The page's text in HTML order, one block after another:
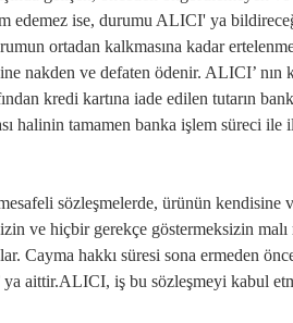
edemez ise, durumu ALICI' ya
ortadan kalkmasına kadar
nakden ve defaten ödenir. ALICI’
kredi kartına iade edilen tutarın
halinin tamamen banka işlem süreci
sözleşmelerde, ürünün
ve hiçbir gerekçe göstermeksizin
Cayma hakkı süresi sona ermeden
aittir.ALICI, iş bu sözleşmeyi kabul